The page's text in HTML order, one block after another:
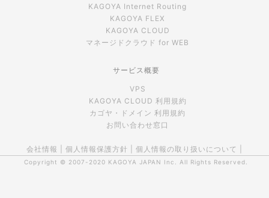
KAGOYA Internet Routing
KAGOYA FLEX
KAGOYA CLOUD
マネージドクラウド for WEB
サービス概要
VPS
KAGOYA CLOUD 利用規約
カゴヤ・ドメイン 利用規約
お問い合わせ窓口
会社情報 個人情報保護方針 個人情報の取り扱いについて
Copyright © 2007-2020 KAGOYA JAPAN Inc. All Rights Reserved.